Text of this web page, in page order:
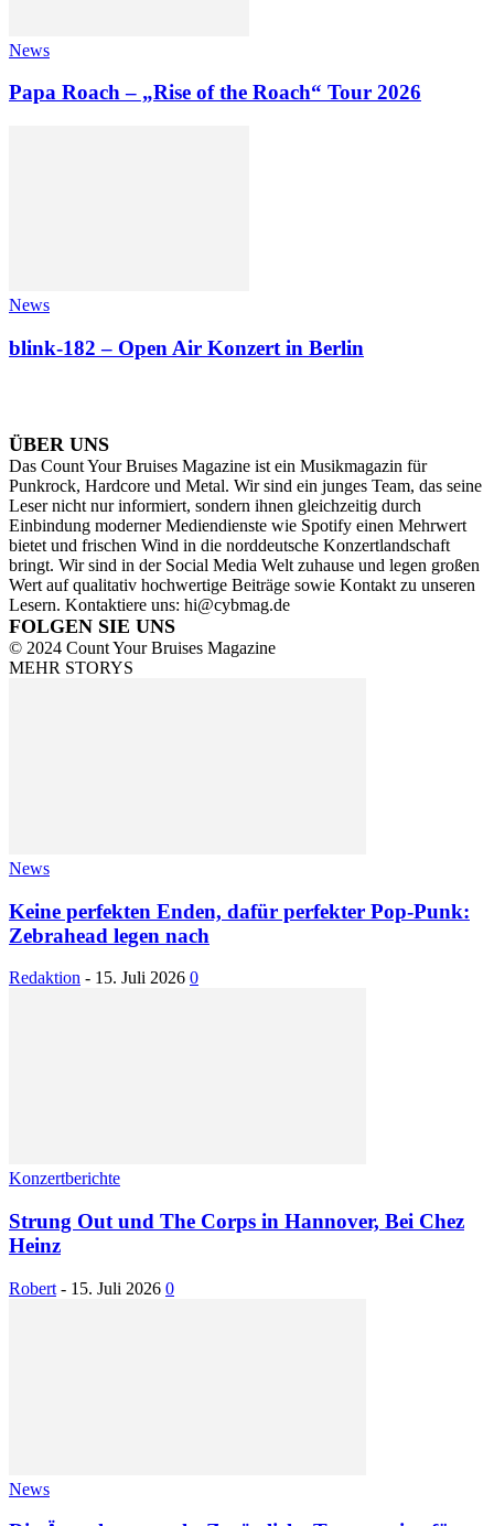
News
Papa Roach – „Rise of the Roach“ Tour 2026
News
blink-182 – Open Air Konzert in Berlin
ÜBER UNS
Das Count Your Bruises Magazine ist ein Musikmagazin für
Punkrock, Hardcore und Metal. Wir sind ein junges Team, das seine
Leser nicht nur informiert, sondern ihnen gleichzeitig durch
Einbindung moderner Mediendienste wie Spotify einen Mehrwert
bietet und frischen Wind in die norddeutsche Konzertlandschaft
bringt. Wir sind in der Social Media Welt zuhause und legen großen
Wert auf qualitativ hochwertige Beiträge sowie Kontakt zu unseren
Lesern. Kontaktiere uns: hi@cybmag.de
FOLGEN SIE UNS
© 2024 Count Your Bruises Magazine
MEHR STORYS
News
Keine perfekten Enden, dafür perfekter Pop-Punk:
Zebrahead legen nach
Redaktion - 15. Juli 2026 0
Konzertberichte
Strung Out und The Corps in Hannover, Bei Chez
Heinz
Robert - 15. Juli 2026 0
News